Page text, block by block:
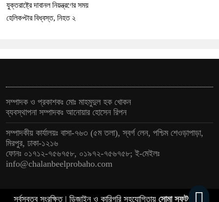
যুক্তরাষ্ট্রে দাবানল নিয়ন্ত্রণের সময়
হেলিকপ্টার বিধ্বস্ত, নিহত ২
সম্পাদক ও প্রকাশকঃ মোঃ মাহমুদুল হক খোকন
ব্যবস্থাপনা সম্পাদকঃ আনোয়ার হোসেন রিপন
সম্পাদকীয় কার্যালয়ঃ বাসা-৭৬৩ (৫ম তলা), স্বর্গ লেন, পশ্চিম শেওড়াপাড়া,
মিরপুর, ঢাকা-১২১৬
ফোনঃ ০১৭১২-৭৫৬৭৫৮, ০১৯৭২-৭৫৬৭৫৮; ই-মেইলঃ
info@chalanbeelprobaho.com
সর্বস্বত্ব সংরক্ষিত | ডিজাইন ও কারিগরি সহযোগিতায় সোমা সফটওয়্যার